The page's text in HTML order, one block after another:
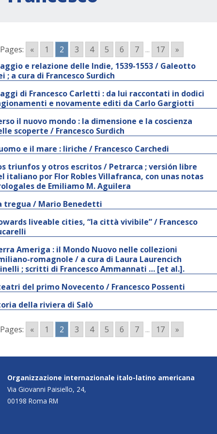
Pages: « 1 2 3 4 5 6 7 ... 17
»
e relazione delle Indie, 1539-1553 / Galeotto
; a cura di Francesco Surdich
di Francesco Carletti : da lui raccontati in dodici
e novamente editi da Carlo Gargiotti
il nuovo mondo : la dimensione e la coscienza
scoperte / Francesco Surdich
e il mare : liriche / Francesco Carchedi
triunfos y otros escritos / Petrarca ; versión libre
italiano por Flor Robles Villafranca, con unas notas
de Emiliamo M. Aguilera
tregua / Mario Benedetti
liveable cities, “la città vivibile” / Francesco
Ameriga : il Mondo Nuovo nelle collezioni
romagnole / a cura di Laura Laurencich
; scritti di Francesco Ammannati … [et al.].
del primo Novecento / Francesco Possenti
della riviera di Salò
Pages: « 1 2 3 4 5 6 7 ... 17 »
Organizzazione internazionale italo-latino americana
Via Giovanni Paisiello, 24,
00198 Roma RM